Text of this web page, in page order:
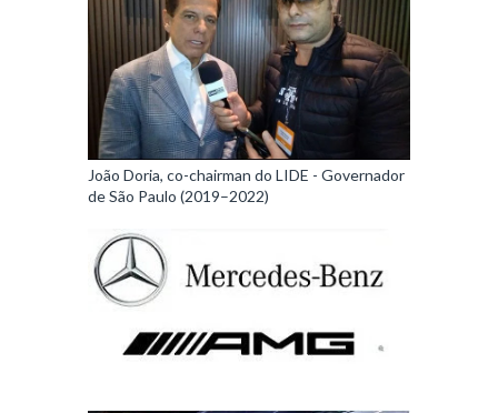
João Doria, co-chairman do LIDE - Governador
de São Paulo (2019–2022)